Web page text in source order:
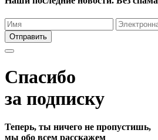
Отправить
Спасибо
за подписку
Теперь, ты ничего не пропустишь,
мы обо всем расскажем